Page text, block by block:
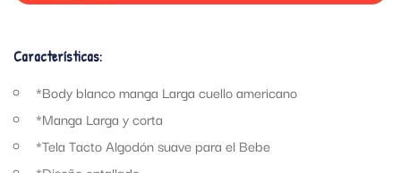
Características:
*Body blanco manga Larga cuello americano
*Manga Larga y corta
*Tela Tacto Algodón suave para el Bebe